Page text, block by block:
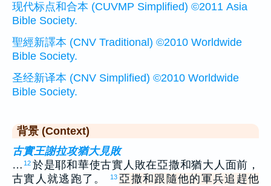
现代标点和合本 (CUVMP Simplified) ©2011 Asia
Bible Society.
聖經新譯本 (CNV Traditional) ©2010 Worldwide
Bible Society.
圣经新译本 (CNV Simplified) ©2010 Worldwide
Bible Society.
背景 (Context)
古實王謝拉攻猶大見敗
… 12 於是耶和華使古實人敗在亞撒和猶大人面前，
古實人就逃跑了。
13 亞撒和跟隨他的軍兵追趕他